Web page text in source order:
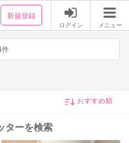
新規登録
ログイン メニュー
件
ターを検索